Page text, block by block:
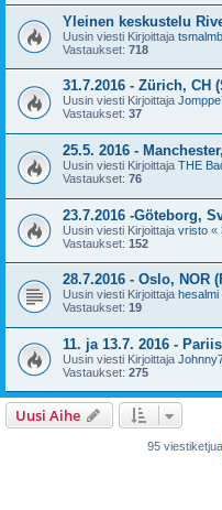
Yleinen keskustelu
Uusin viesti Kirjoittaja
Vastaukset: 718
31.7.2016 - Zürich, CH
Uusin viesti Kirjoittaja
Vastaukset: 37
25.5. 2016 -
Uusin viesti Kirjoittaja THE
Vastaukset: 76
23.7.2016 -Göteborg,
Uusin viesti Kirjoittaja vristo «
Vastaukset: 152
28.7.2016 - Oslo, NOR
Uusin viesti Kirjoittaja hesalmi
Vastaukset: 19
11. ja 13.7. 2016 -
Uusin viesti Kirjoittaja
Vastaukset: 275
Uusi Aihe
95 viestiketjua